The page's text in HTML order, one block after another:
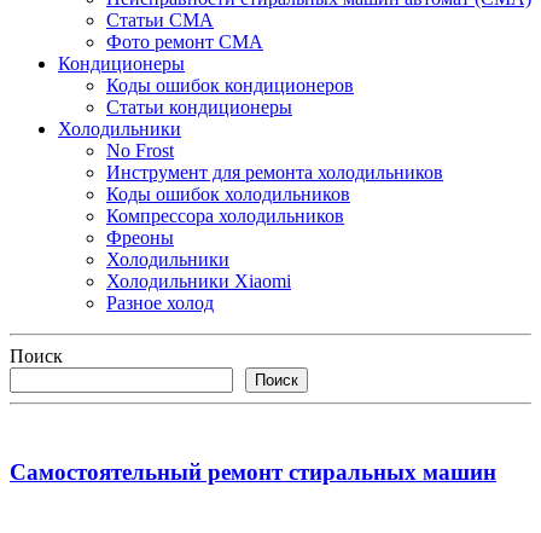
Статьи СМА
Фото ремонт СМА
Кондиционеры
Коды ошибок кондиционеров
Статьи кондиционеры
Холодильники
No Frost
Инструмент для ремонта холодильников
Коды ошибок холодильников
Компрессора холодильников
Фреоны
Холодильники
Холодильники Xiaomi
Разное холод
Поиск
Поиск
Самостоятельный ремонт стиральных машин